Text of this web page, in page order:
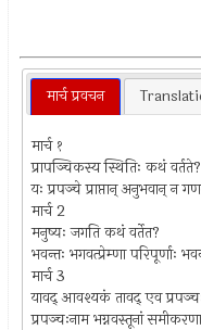
मार्च प्रवचन
मार्च १
प्रापञ्चिकस्य स्थितिः कथं वर्तते?
यः प्रपञ्चे प्राप्तान् अनुभवान् न
मार्च 2
मनुष्यः जगति कथं वर्तेत?
भवन्तः भगवत्प्रेम्णा परिपूर्णाः
मार्च 3
यावद् आवश्यकं तावद् एव
प्रपञ्चःनाम भग्नवस्तूनां